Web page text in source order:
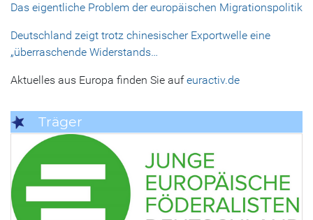
Das eigentliche Problem der europäischen Migrationspolitik
Deutschland zeigt trotz chinesischer Exportwelle eine
„überraschende Widerstands…
Aktuelles aus Europa finden Sie aufeuractiv.de
Träger